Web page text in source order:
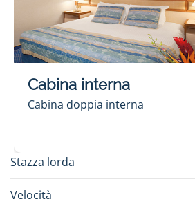
le rotte più affascinanti dell’Asia.
Cabina interna
Cabina doppia interna
Stazza lorda
Velocità